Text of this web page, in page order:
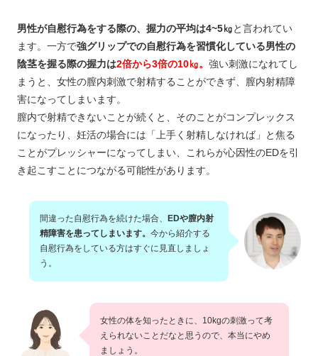
男性が自慰行為をする際の、握力の平均は4~5㎏と言われてい
ます。一方で強グリップでの自慰行為を習慣化している男性の
陰茎を握る際の握力は2倍から3倍の10㎏。 強い刺激になれてし
まうと、女性の膣内刺激で射精することができず、膣内射精障
害になってしまいます。
膣内で射精できないことが続くと、そのことがコンプレックス
になったり、妊活の場合には「上手く射精しなければ」と焦る
ことがプレッシャーになってしまい、これらが心因性のEDを引
き起こすことにつながる可能性があります。
間違った自慰行為を続けた場合、EDや膣内射
精障害を患ってしまいます。今から紹介する
自慰行為をしている方はすぐに見直しましょ
う。
女性の体を知ったときに、10kgの刺激って考
えられないことだなと思うので、本当にやめ
ましょう。